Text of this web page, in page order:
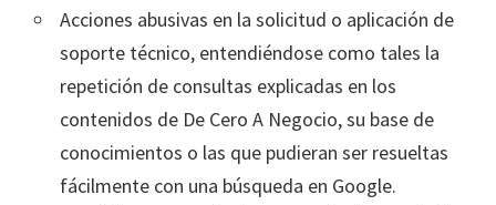
Acciones abusivas en la solicitud o aplicación de
soporte técnico, entendiéndose como tales la
repetición de consultas explicadas en los
contenidos de De Cero A Negocio, su base de
conocimientos o las que pudieran ser resueltas
fácilmente con una búsqueda en Google.